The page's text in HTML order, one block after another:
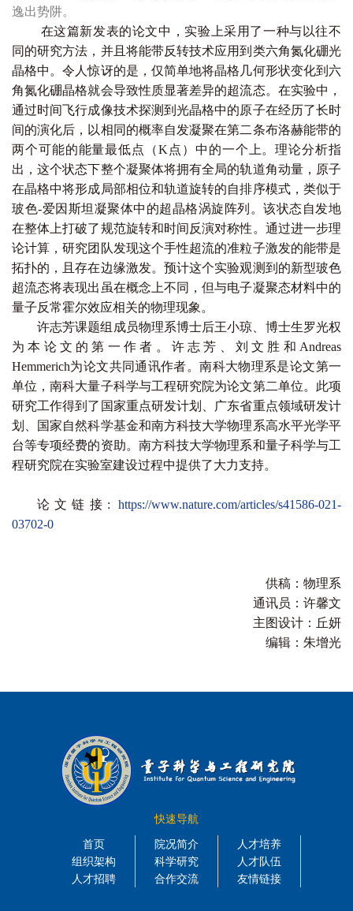
逸出势阱。
在这篇新发表的论文中，实验上采用了一种与以往不
同的研究方法，并且将能带反转技术应用到类六角氮化硼光
晶格中。令人惊讶的是，仅简单地将晶格几何形状变化到六
角氮化硼晶格就会导致性质显著差异的超流态。在实验中，
通过时间飞行成像技术探测到光晶格中的原子在经历了长时
间的演化后，以相同的概率自发凝聚在第二条布洛赫能带的
两个可能的能量最低点（K点）中的一个上。理论分析指
出，这个状态下整个凝聚体将拥有全局的轨道角动量，原子
在晶格中将形成局部相位和轨道旋转的自排序模式，类似于
玻色-爱因斯坦凝聚体中的超晶格涡旋阵列。该状态自发地
在整体上打破了规范旋转和时间反演对称性。通过进一步理
论计算，研究团队发现这个手性超流的准粒子激发的能带是
拓扑的，且存在边缘激发。预计这个实验观测到的新型玻色
超流态将表现出虽在概念上不同，但与电子凝聚态材料中的
量子反常霍尔效应相关的物理现象。
许志芳课题组成员物理系博士后王小琼、博士生罗光权
为本论文的第一作者。许志芳、刘文胜和Andreas
Hemmerich为论文共同通讯作者。南科大物理系是论文第一
单位，南科大量子科学与工程研究院为论文第二单位。此项
研究工作得到了国家重点研发计划、广东省重点领域研发计
划、国家自然科学基金和南方科技大学物理系高水平光学平
台等专项经费的资助。南方科技大学物理系和量子科学与工
程研究院在实验室建设过程中提供了大力支持。
论文链接: https://www.nature.com/articles/s41586-021-
03702-0
供稿：物理系
通讯员：许馨文
主图设计：丘妍
编辑：朱增光
快速导航
首页
院况简介
人才培养
组织架构
科学研究
人才队伍
人才招聘
合作交流 友情链接